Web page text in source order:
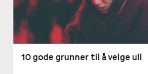
10 gode grunner til å velge ull